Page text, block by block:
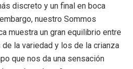
discreto y un final en boca
nuestro Sommos
muestra un gran equilibrio entre
la variedad y los de la crianza
que nos da una sensación